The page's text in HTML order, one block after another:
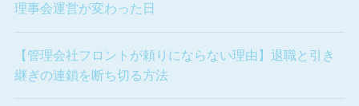
理事会運営が変わった日
【管理会社フロントが頼りにならない理由】退職と引き
継ぎの連鎖を断ち切る方法